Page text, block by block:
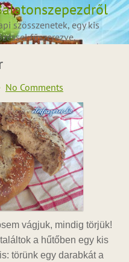
szösszenetek, egy kis
fűszerezve.
No Comments
vágjuk, mindig törjük!
a hűtőben egy kis
törünk egy darabkát a